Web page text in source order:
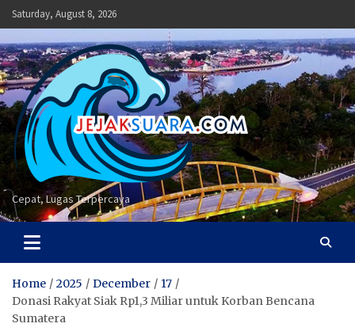
Skip
to
content
Saturday, August 8, 2026
Cepat, Lugas Terpercaya
Home 2025 December
17
Donasi Rakyat Siak Rp1,3 Miliar untuk Korban Bencana
Sumatera